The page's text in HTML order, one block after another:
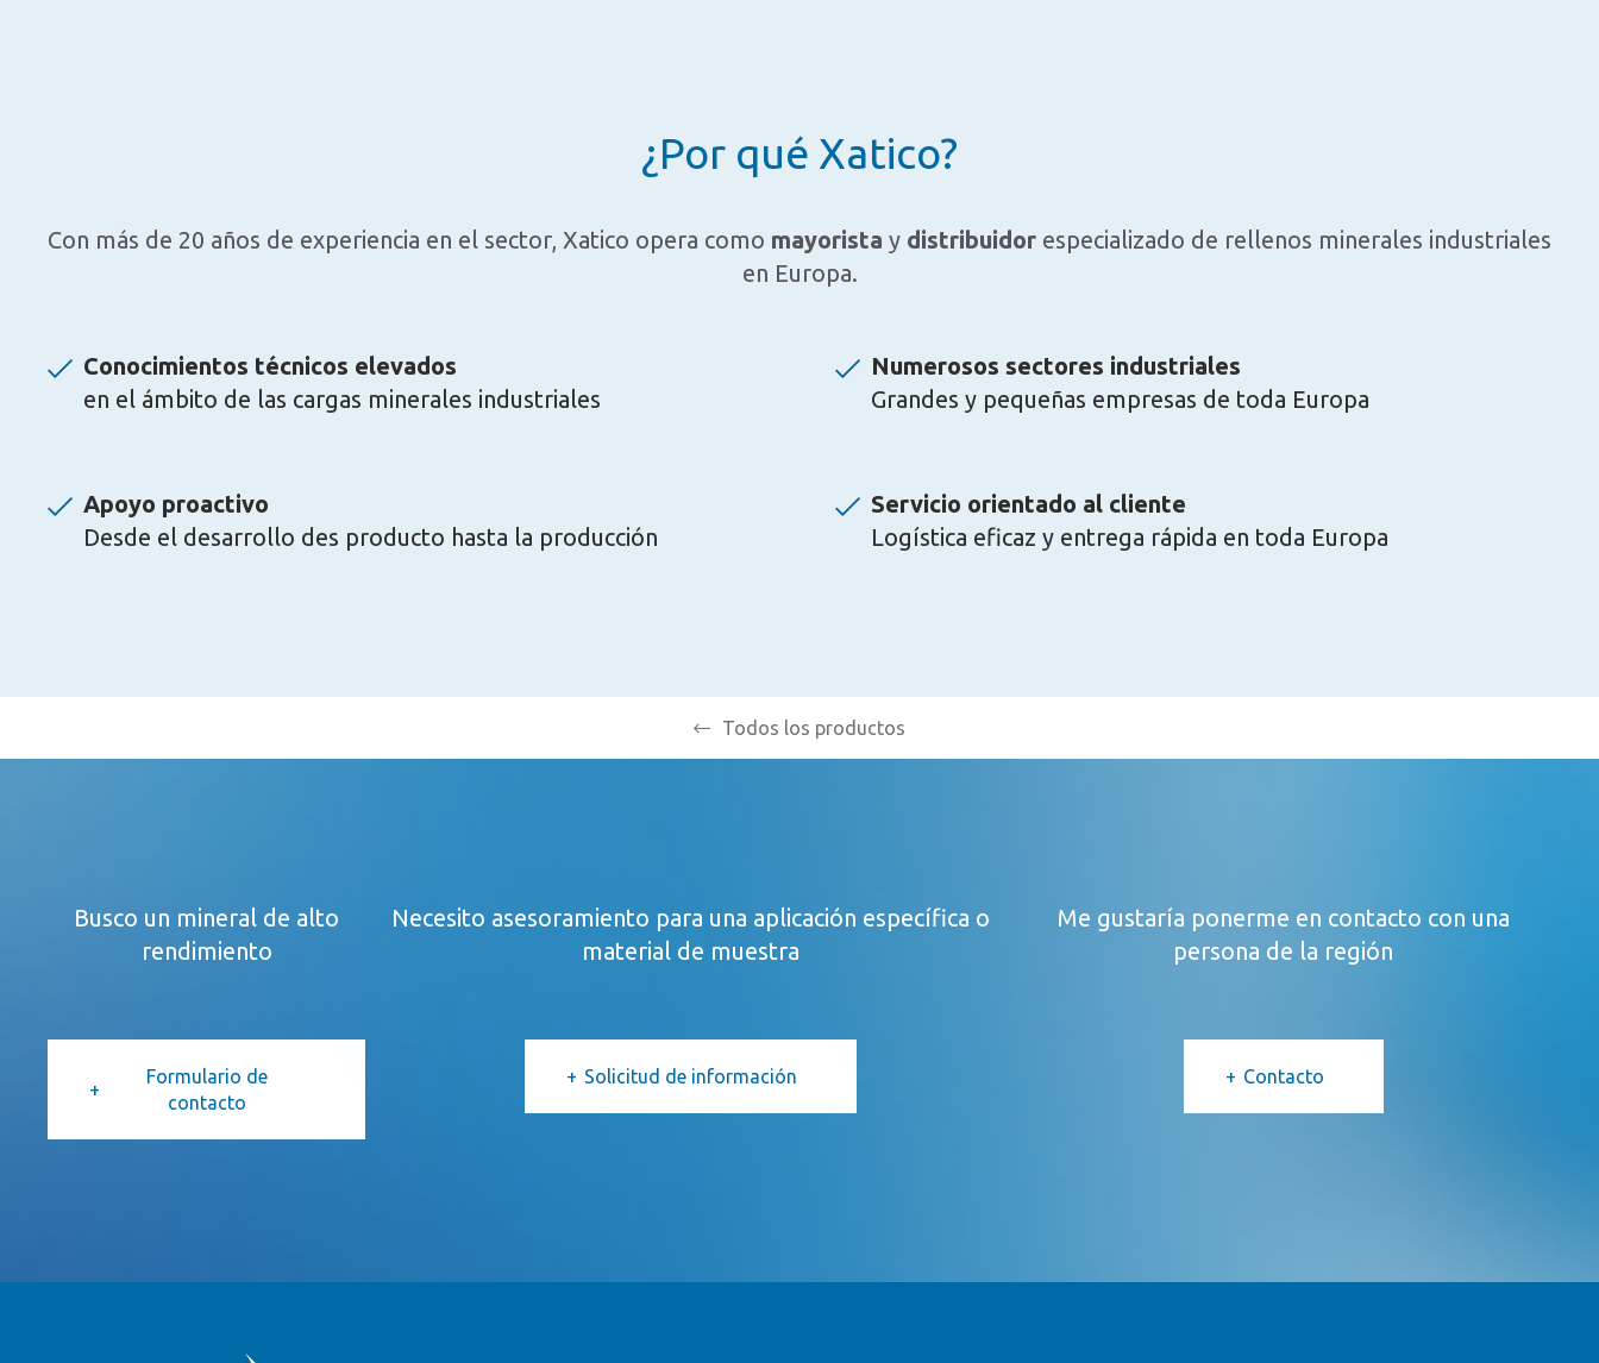
¿Por qué Xatico?
Con más de 20 años de experiencia en el sector, Xatico opera como mayorista y distribuidor especializado de rellenos minerales industriales
en Europa.
Conocimientos técnicos elevados
en el ámbito de las cargas minerales industriales
Numerosos sectores industriales
Grandes y pequeñas empresas de toda Europa
Apoyo proactivo
Desde el desarrollo des producto hasta la producción
Servicio orientado al cliente
Logística eficaz y entrega rápida en toda Europa
Todos los productos
Busco un mineral de alto
rendimiento
Formulario de
contacto
Necesito asesoramiento para una aplicación específica o
material de muestra
Solicitud de información
Me gustaría ponerme en contacto con una
persona de la región
Contacto